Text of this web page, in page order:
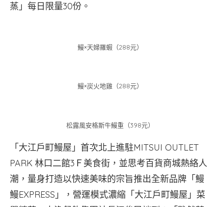
蒸」每日限量30份。
鰻×天婦羅蝦（288元）
鰻×炭火地雞（288元）
松露風安格斯牛鰻重（398元）
「大江戶町鰻屋」首次北上進駐MITSUI OUTLET
PARK 林口二館3Ｆ美食街，並思考百貨商城熱絡人
潮，量身打造以快速美味的宗旨推出全新品牌「鰻
鰻EXPRESS」，營運模式濃縮「大江戶町鰻屋」菜